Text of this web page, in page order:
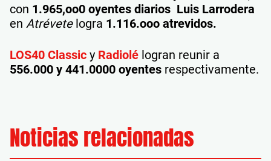
con 1.965,oo0 oyentes diarios Luis Larrodera
en Atrévetelogra 1.116.ooo atrevidos.
LOS40 Classic y Radiolé logran reunir a
556.000 y 441.0000 oyentes respectivamente.
Noticias relacionadas